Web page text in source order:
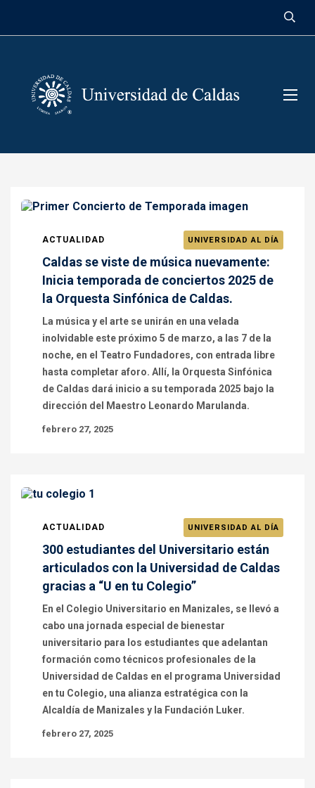
ACTUALIDAD UNIVERSIDAD AL DÍA
Caldas se viste de música nuevamente:
Inicia temporada de conciertos 2025 de
la Orquesta Sinfónica de Caldas.
La música y el arte se unirán en una velada
inolvidable este próximo 5 de marzo, a las 7 de la
noche, en el Teatro Fundadores, con entrada libre
hasta completar aforo. Allí, la Orquesta Sinfónica
de Caldas dará inicio a su temporada 2025 bajo la
dirección del Maestro Leonardo Marulanda.
febrero 27, 2025
ACTUALIDAD UNIVERSIDAD AL DÍA
300 estudiantes del Universitario están
articulados con la Universidad de Caldas
gracias a “U en tu Colegio”
En el Colegio Universitario en Manizales, se llevó a
cabo una jornada especial de bienestar
universitario para los estudiantes que adelantan
formación como técnicos profesionales de la
Universidad de Caldas en el programa Universidad
en tu Colegio, una alianza estratégica con la
Alcaldía de Manizales y la Fundación Luker.
febrero 27, 2025